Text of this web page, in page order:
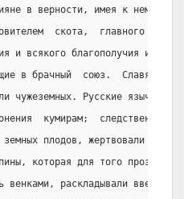
в верности, имея к нему
скота,  главного  их
и всякого благополучия
в брачный  союз.  Славяне
чужеземных. Русские язычники
кумирам;  следственно,
плодов, жертвовали
которая для того прозвана
венками, раскладывали